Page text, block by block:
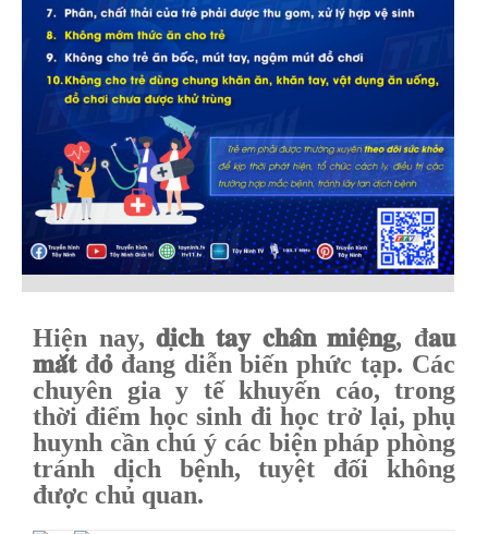
Hiện nay, 𝐝𝐢̣𝐜𝐡 𝐭𝐚𝐲 𝐜𝐡𝐚̂𝐧 𝐦𝐢𝐞̣̂𝐧𝐠, đ𝐚𝐮
𝐦𝐚̆́𝐭 đ𝐨̉ đang diễn biến phức tạp. Các
chuyên gia y tế khuyến cáo, trong
thời điểm học sinh đi học trở lại, phụ
huynh cần chú ý các biện pháp phòng
tránh dịch bệnh, tuyệt đối không
được chủ quan.